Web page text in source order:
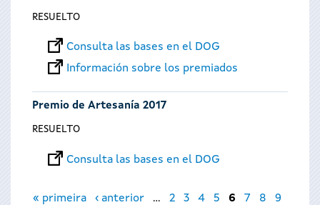
RESUELTO
Consulta las bases en el DOG
Información sobre los premiados
Premio de Artesanía 2017
RESUELTO
Consulta las bases en el DOG
Páginas
« primeira ‹ anterior … 2 3 4 5 6 7 8
9